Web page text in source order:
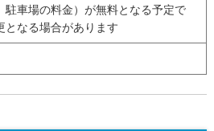
駐車場の料金）が無料となる予定で
なる場合があります